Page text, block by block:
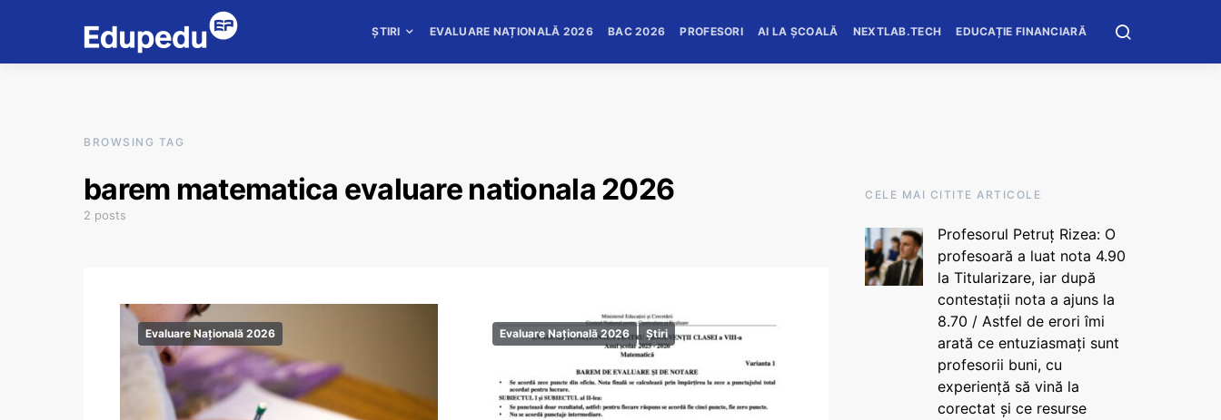
ȘTIRI EVALUARE NAȚIONALĂ 2026 BAC 2026 PROFESORI AI LA ȘCOALĂ NEXTLAB.TECH EDUCAȚIE FINANCIARĂ
BROWSING TAG
barem matematica evaluare nationala 2026
2 posts
Evaluare Națională 2026 Evaluare Națională 2026 Știri
CELE MAI CITITE ARTICOLE
Profesorul Petruț Rizea: O
profesoară a luat nota 4.90
la Titularizare, iar după
contestații nota a ajuns la
8.70 / Astfel de erori îmi
arată ce entuziasmați sunt
profesorii buni, cu
experiență să vină la
corectat și ce resurse